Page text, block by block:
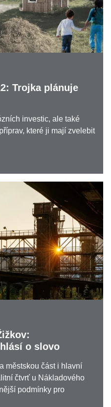
Trojka plánuje
investic, ale také
které ji mají zvelebit
o slovo
městskou část i hlavní
čtvrť u Nákladového
podmínky pro